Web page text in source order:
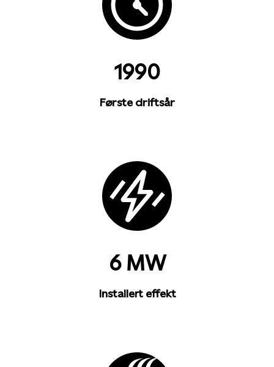
1990
Første driftsår
6 MW
Installert effekt